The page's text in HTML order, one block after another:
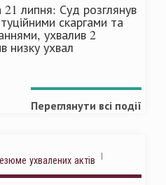
липня: Суд розглянув
скаргами та
ухвалив 2
низку ухвал
Переглянути всі події
ухвалених актів